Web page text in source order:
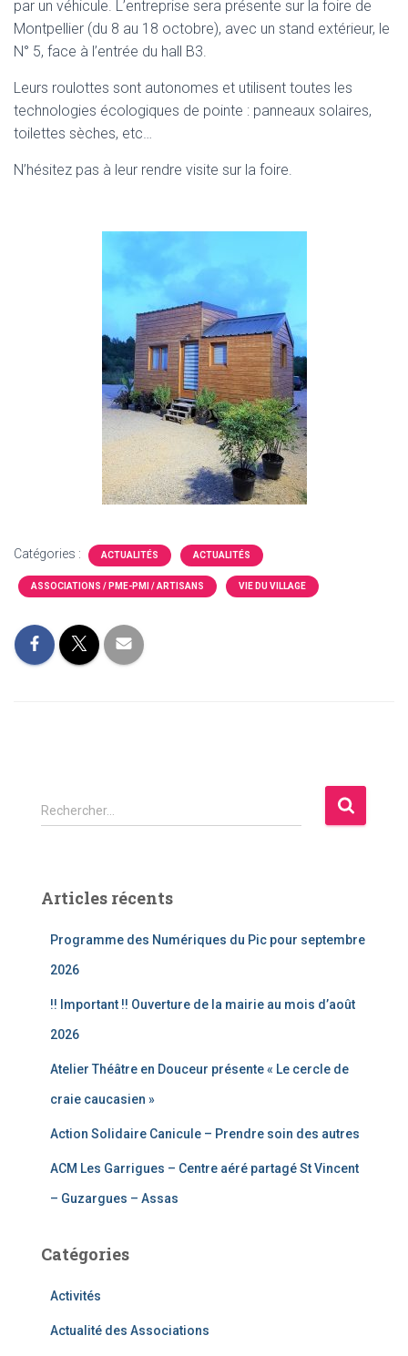
par un véhicule. L’entreprise sera présente sur la foire de
Montpellier (du 8 au 18 octobre), avec un stand extérieur, le
N° 5, face à l’entrée du hall B3.
Leurs roulottes sont autonomes et utilisent toutes les
technologies écologiques de pointe : panneaux solaires,
toilettes sèches, etc…
N’hésitez pas à leur rendre visite sur la foire.
Catégories : ACTUALITÉS ACTUALITÉS
ASSOCIATIONS / PME-PMI / ARTISANS VIE DU VILLAGE
R
e
r
Rechercher…
Articles récents
Programme des Numériques du Pic pour septembre
2026
!! Important !! Ouverture de la mairie au mois d’août
2026
Atelier Théâtre en Douceur présente « Le cercle de
craie caucasien »
Action Solidaire Canicule – Prendre soin des autres
ACM Les Garrigues – Centre aéré partagé St Vincent
– Guzargues – Assas
Catégories
Activités
Actualité des Associations